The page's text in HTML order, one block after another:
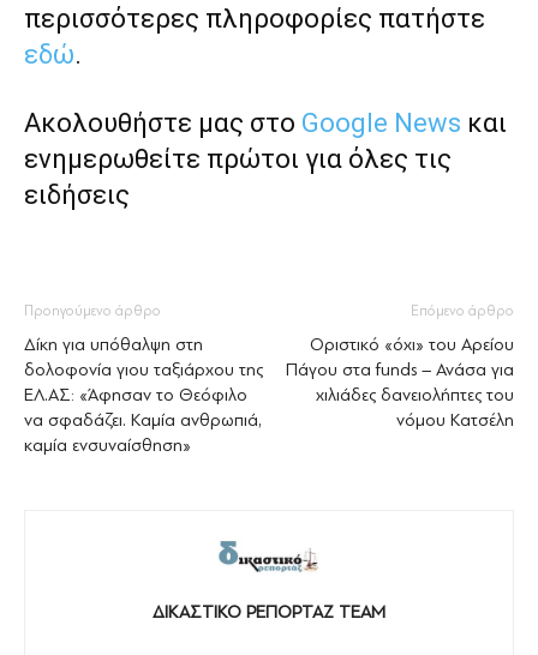
περισσότερες πληροφορίες πατήστε
εδώ.
Ακολουθήστε μας στο Google News και
ενημερωθείτε πρώτοι για όλες τις
ειδήσεις
Προηγούμενο άρθρο
Δίκη για υπόθαλψη στη
δολοφονία γιου ταξιάρχου της
ΕΛ.ΑΣ: «Άφησαν το Θεόφιλο
να σφαδάζει. Καμία ανθρωπιά,
καμία ενσυναίσθηση»
Επόμενο άρθρο
Οριστικό «όχι» του Αρείου
Πάγου στα funds – Ανάσα για
χιλιάδες δανειολήπτες του
νόμου Κατσέλη
ΔΙΚΑΣΤΙΚΟ ΡΕΠΟΡΤΑΖ TEAM